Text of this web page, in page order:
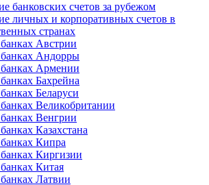
банковских счетов за рубежом
личных и корпоративных счетов в
странах
Австрии
Андорры
Армении
Бахрейна
Беларуси
Великобритании
Венгрии
Казахстана
Кипра
Киргизии
Китая
Латвии